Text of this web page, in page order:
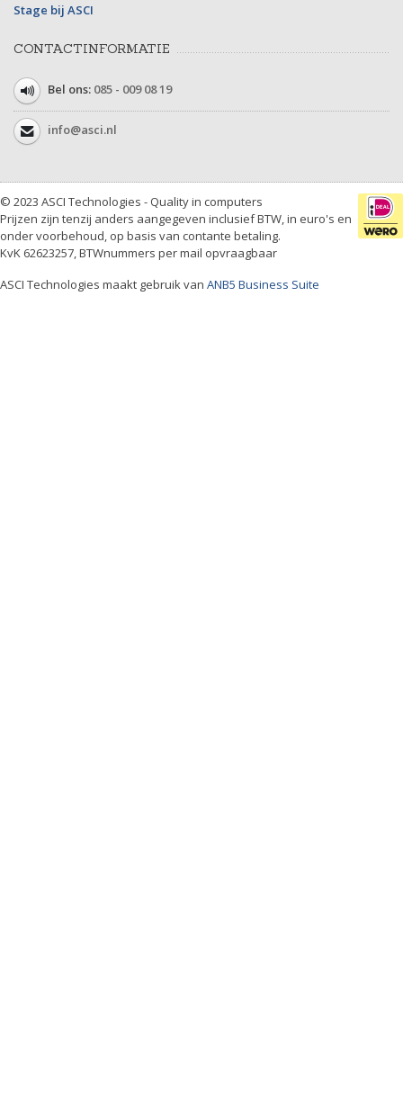
Stage bij ASCI
CONTACTINFORMATIE
Bel ons: 085 - 009 08 19
info@asci.nl
© 2023 ASCI Technologies - Quality in computers
Prijzen zijn tenzij anders aangegeven inclusief BTW, in euro's en
onder voorbehoud, op basis van contante betaling.
KvK 62623257, BTWnummers per mail opvraagbaar
ASCI Technologies maakt gebruik van ANB5 Business Suite